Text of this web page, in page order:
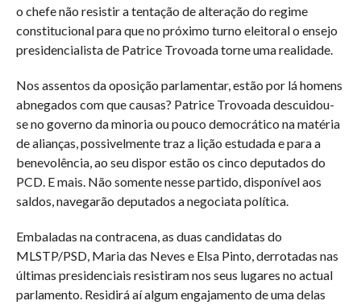
o chefe não resistir a tentação de alteração do regime
constitucional para que no próximo turno eleitoral o ensejo
presidencialista de Patrice Trovoada torne uma realidade.
Nos assentos da oposição parlamentar, estão por lá homens
abnegados com que causas? Patrice Trovoada descuidou-
se no governo da minoria ou pouco democrático na matéria
de alianças, possivelmente traz a lição estudada e para a
benevolência, ao seu dispor estão os cinco deputados do
PCD. E mais. Não somente nesse partido, disponível aos
saldos, navegarão deputados a negociata política.
Embaladas na contracena, as duas candidatas do
MLSTP/PSD, Maria das Neves e Elsa Pinto, derrotadas nas
últimas presidenciais resistiram nos seus lugares no actual
parlamento. Residirá aí algum engajamento de uma delas